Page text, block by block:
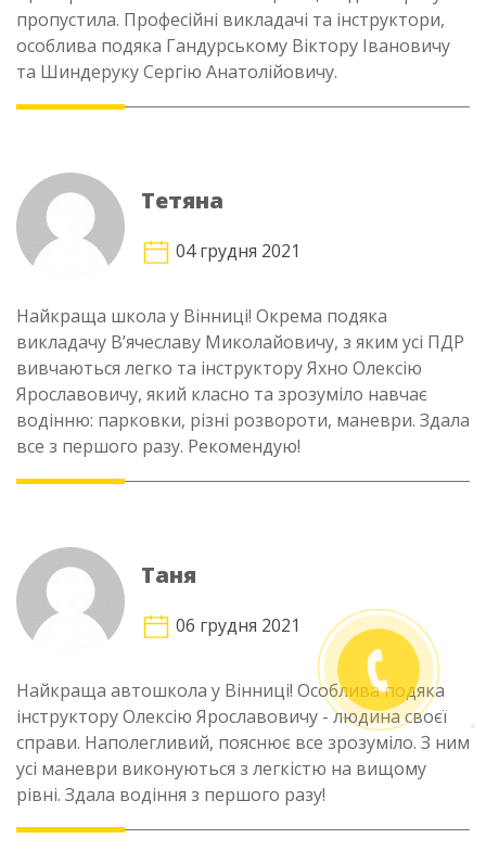
пропустила. Професійні викладачі та інструктори,
особлива подяка Гандурському Віктору Івановичу
та Шиндеруку Сергію Анатолійовичу.
Тетяна
04 грудня 2021
Найкраща школа у Вінниці! Окрема подяка
викладачу В’ячеславу Миколайовичу, з яким усі ПДР
вивчаються легко та інструктору Яхно Олексію
Ярославовичу, який класно та зрозуміло навчає
водінню: парковки, різні розвороти, маневри. Здала
все з першого разу. Рекомендую!
Таня
06 грудня 2021
Найкраща автошкола у Вінниці! Особлива подяка
інструктору Олексію Ярославовичу - людина своєї
справи. Наполегливий, пояснює все зрозуміло. З ним
усі маневри виконуються з легкістю на вищому
рівні. Здала водіння з першого разу!